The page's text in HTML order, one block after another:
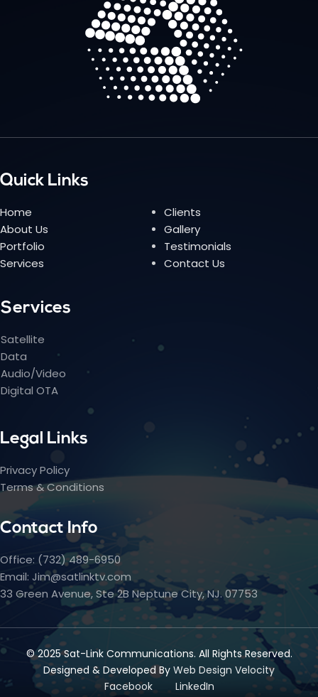
Quick Links
Home
About Us
Portfolio
Services
Clients
Gallery
Testimonials
Contact Us
Services
Satellite
Data
Audio/Video
Digital OTA
Legal Links
Privacy Policy
Terms & Conditions
Contact Info
Office: (732) 489-6950
Email: Jim@satlinktv.com
33 Green Avenue, Ste 2B Neptune City, NJ. 07753
© 2025 Sat-Link Communications. All Rights Reserved.
Designed & Developed By Web Design Velocity
Facebook
LinkedIn